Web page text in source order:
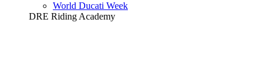
World Ducati Week
DRE Riding Academy